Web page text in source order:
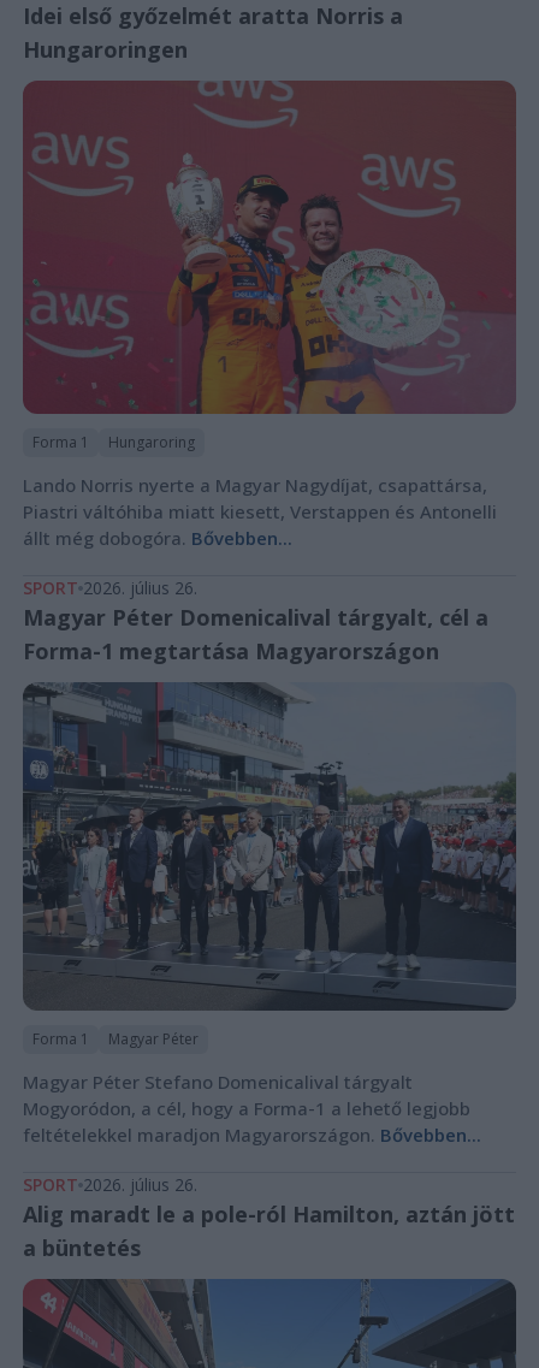
Idei első győzelmét aratta Norris a
Hungaroringen
Forma 1 Hungaroring
Lando Norris nyerte a Magyar Nagydíjat, csapattársa,
Piastri váltóhiba miatt kiesett, Verstappen és Antonelli
állt még dobogóra. Bővebben...
SPORT 2026. július 26.
Magyar Péter Domenicalival tárgyalt, cél a
Forma-1 megtartása Magyarországon
Forma 1 Magyar Péter
Magyar Péter Stefano Domenicalival tárgyalt
Mogyoródon, a cél, hogy a Forma-1 a lehető legjobb
feltételekkel maradjon Magyarországon. Bővebben...
SPORT 2026. július 26.
Alig maradt le a pole-ról Hamilton, aztán jött
a büntetés